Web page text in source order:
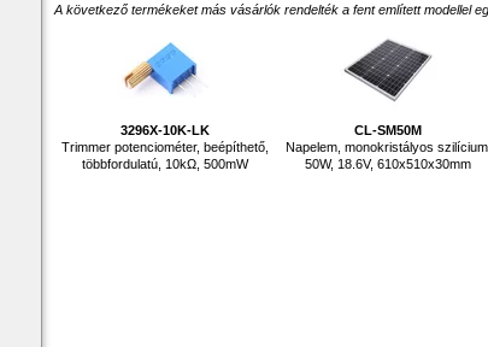
A következő termékeket más vásárlók rendelték a fent említett modellel
3296X-10K-LK
Trimmer potenciométer, beépíthető,
többfordulatú, 10kΩ, 500mW
CL-SM50M
Napelem, monokristályos szilícium,
50W, 18.6V, 610x510x30mm